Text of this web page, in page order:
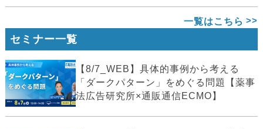
一覧はこちら
セミナー一覧
【8/7_WEB】具体的事例から考える
「ダークパターン」をめぐる問題【薬事
法広告研究所×通販通信ECMO】